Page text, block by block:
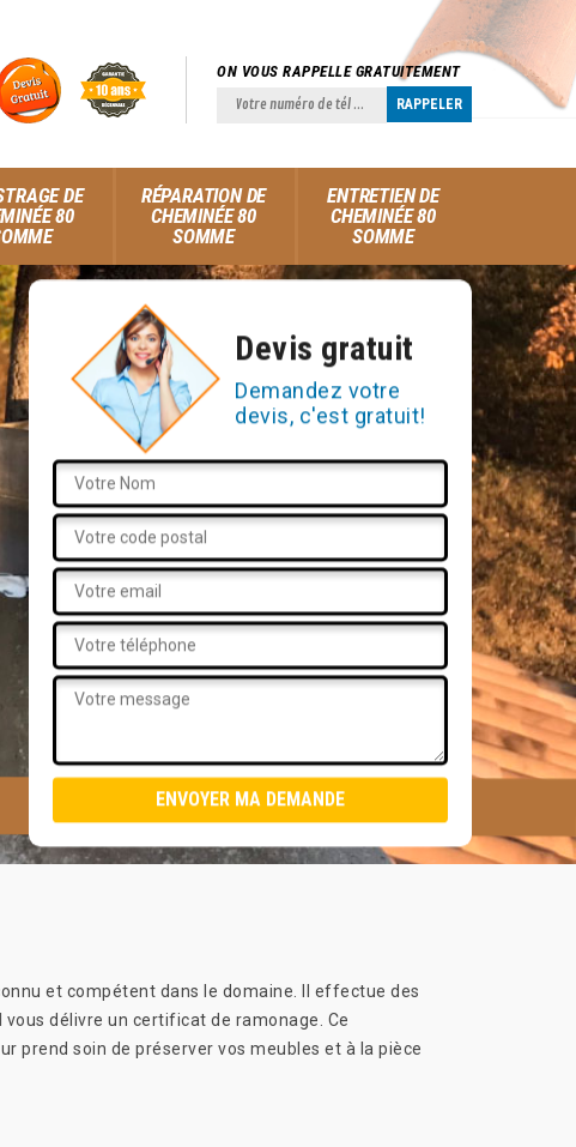
ON VOUS RAPPELLE GRATUITEMENT
DE
80
RÉPARATION DE
CHEMINÉE 80
SOMME
ENTRETIEN DE
CHEMINÉE 80
SOMME
Devis gratuit
Demandez votre
devis, c'est gratuit!
et compétent dans le domaine. Il effectue des
délivre un certificat de ramonage. Ce
prend soin de préserver vos meubles et à la pièce